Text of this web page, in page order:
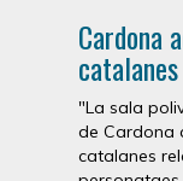
Cardona
"La sala
de Cardona
catalanes